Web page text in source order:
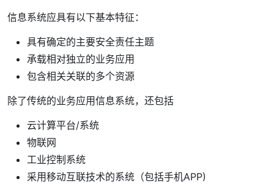
信息系统应具有以下基本特征：
具有确定的主要安全责任主题
承载相对独立的业务应用
包含相关关联的多个资源
除了传统的业务应用信息系统，还包括
云计算平台/系统
物联网
工业控制系统
采用移动互联技术的系统（包括手机APP)